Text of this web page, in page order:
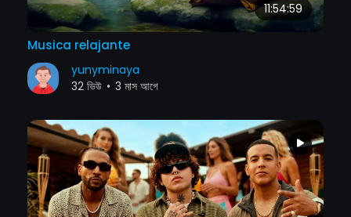
11:54:59
Musica relajante
yunyminaya
32 ভিউ • 3 মাস আগে